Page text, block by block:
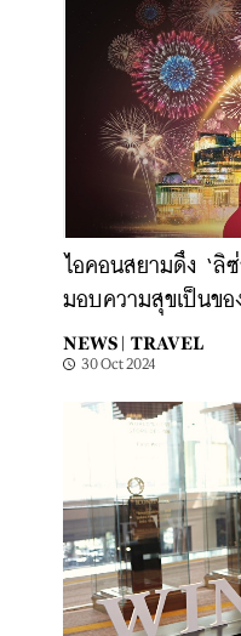
ไอคอนสยามดึง ‘ลิ
มอบความสุขเป็นข
NEWS | TRAVEL
30 Oct 2024